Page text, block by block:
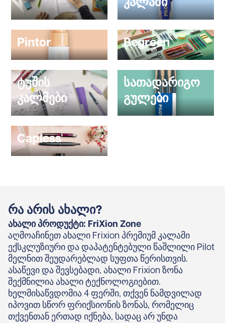
კალამი
Pintor Begreen
ტუშის
კალმები
სათადარიგო
გულები
Capless
რა არის ახალი?
ახალი პროდუქტი: FriXion Zone
აღმოაჩინეთ ახალი Frixion პრემიუმ კალამი
ექსკლუზიური და დაპატენტებული წაშლილი Pilot
მელნით შეუდარებლად სუფთა წერისთვის.
ასაწევი და შევსებადი, ახალი Frixion ზონა
შექმნილია ახალი ტექნოლოგიებით.
ხელმისაწვდომია 4 ფერში, თქვენ ნამდვილად
იპოვით სწორ ფრიქსიონის ზონას, რომელიც
თქვენთან ერთად იქნება, სადაც არ უნდა